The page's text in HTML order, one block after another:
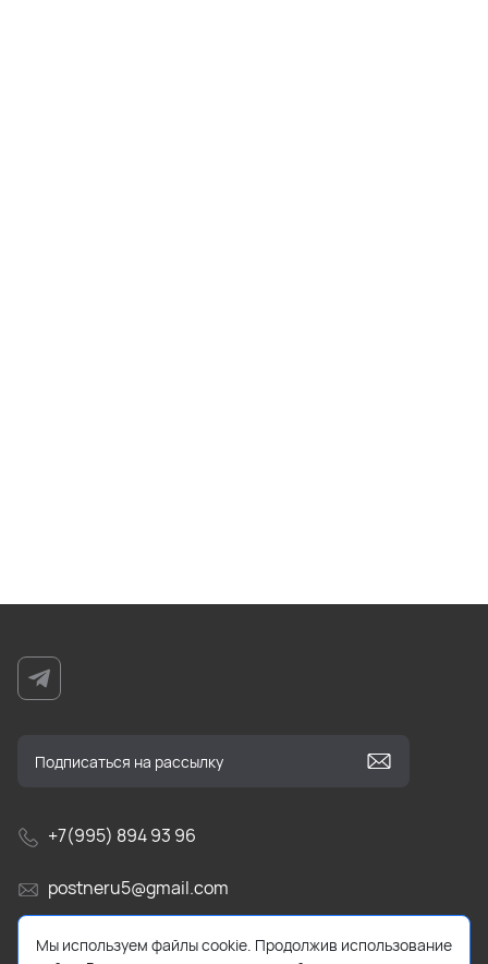
+7(995) 894 93 96
postneru5@gmail.com
Усть-Абаканский р-н, Калинино
Мы используем файлы cookie. Продолжив использование